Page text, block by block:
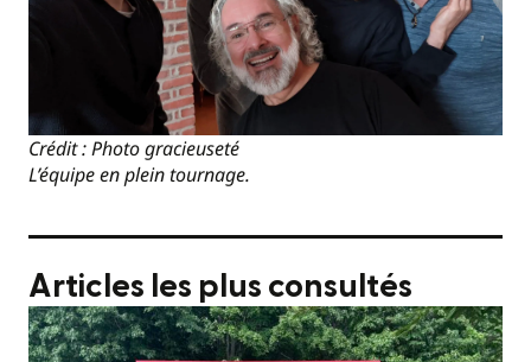
Crédit : Photo gracieuseté
L’équipe en plein tournage.
Articles les plus consultés